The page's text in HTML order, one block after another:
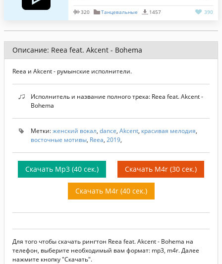
320 Танцевальные 1457 390
Описание: Reea feat. Akcent - Bohema
Reea и Akcent - румынские исполнители.
Исполнитель и название полного трека: Reea feat. Akcent -
Bohema
Метки:женский вокал, dance, Akcent, красивая мелодия,
восточные мотивы, Reea, 2019,
Скачать Mp3 (40 сек.) Скачать M4r (30 сек.)
Скачать M4r (40 сек.)
Для того чтобы скачать рингтон Reea feat. Akcent - Bohema на
телефон, выберите необходимый вам формат: mp3, m4r. Далее
нажмите кнопку "Скачать".